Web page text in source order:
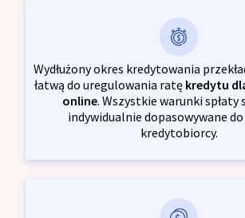
Wydłużony okres kredytowania
łatwą do uregulowania ratę kredytu
online. Wszystkie warunki spłaty
indywidualnie dopasowywane
kredytobiorcy.